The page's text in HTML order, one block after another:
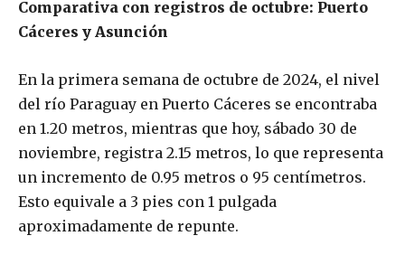
Comparativa con registros de octubre: Puerto
Cáceres y Asunción
En la primera semana de octubre de 2024, el nivel
del río Paraguay en Puerto Cáceres se encontraba
en 1.20 metros, mientras que hoy, sábado 30 de
noviembre, registra 2.15 metros, lo que representa
un incremento de 0.95 metros o 95 centímetros.
Esto equivale a 3 pies con 1 pulgada
aproximadamente de repunte.